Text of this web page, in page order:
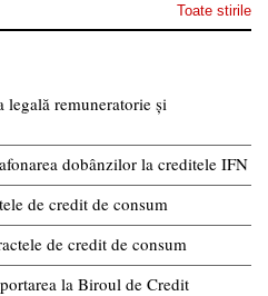
Toate stirile
remuneratorie și
dobânzilor la creditele IFN
de credit de consum
de credit de consum
la Biroul de Credit